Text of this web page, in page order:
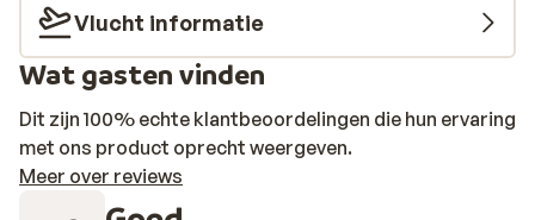
Vlucht informatie
Wat gasten vinden
Dit zijn 100% echte klantbeoordelingen die hun ervaring
met ons product oprecht weergeven.
Meer over reviews